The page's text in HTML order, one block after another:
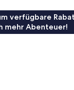
verfügbare
mehr Abenteuer!